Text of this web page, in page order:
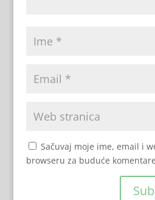
Sačuvaj moje ime, email i
browseru za buduće